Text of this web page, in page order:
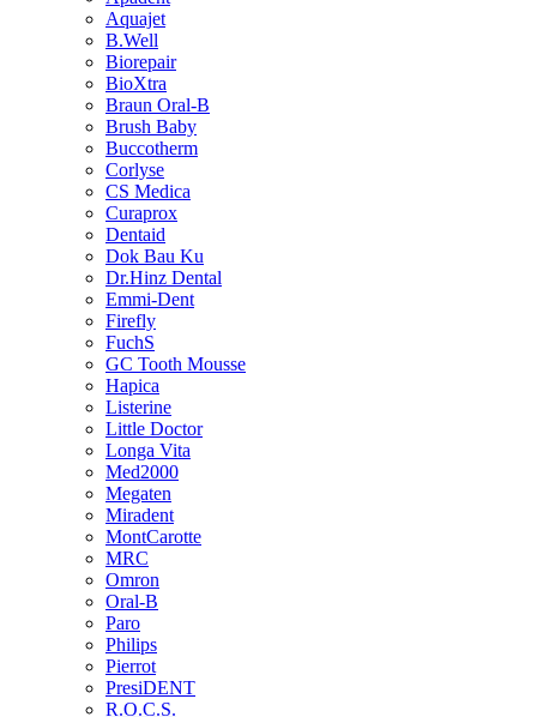
Aquajet
B.Well
Biorepair
BioXtra
Braun Oral-B
Brush Baby
Buccotherm
Corlyse
CS Medica
Curaprox
Dentaid
Dok Bau Ku
Dr.Hinz Dental
Emmi-Dent
Firefly
FuchS
GC Tooth Mousse
Hapica
Listerine
Little Doctor
Longa Vita
Med2000
Megaten
Miradent
MontCarotte
MRC
Omron
Oral-B
Paro
Philips
Pierrot
PresiDENT
R.O.C.S.